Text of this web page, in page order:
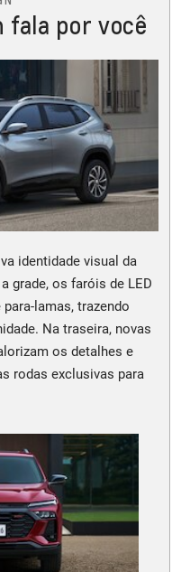
fala por você
identidade visual da
grade, os faróis de LED
lamas, trazendo
Na traseira, novas
os detalhes e
rodas exclusivas para